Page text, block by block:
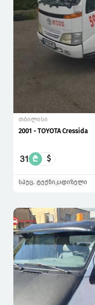
თბილისი
2001 - TOYOTA Cressida
31 ₾ $
სპეც. ტექნიკადიზელი